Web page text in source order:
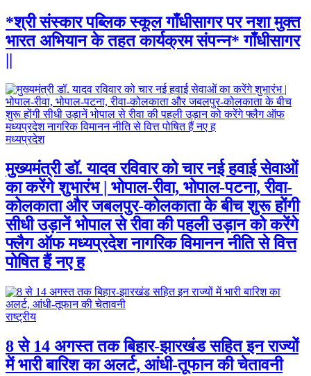
*श्री संस्कार पब्लिक स्कूल गाँधीसागर पर नशा मुक्त
भारत अभियान के तहत कार्यक्रम संपन्न* गाँधीसागर
मध्यप्रदेश
मुख्यमंत्री डॉ. यादव रविवार को चार नई हवाई सेवाओं
का करेंगे शुभारंभ | भोपाल-रीवा, भोपाल-पटना, रीवा-
कोलकाता और जबलपुर-कोलकाता के बीच शुरू होंगी
सीधी उड़ानें भोपाल से रीवा की पहली उड़ान को करेंगे
फ्लैग ऑफ मध्यप्रदेश नागरिक विमानन नीति से वित्त
पोषित हैं नए ह
राष्ट्रीय
8 से 14 अगस्त तक बिहार-झारखंड सहित इन राज्यों
में भारी बारिश का अलर्ट, आंधी-तूफान की चेतावनी